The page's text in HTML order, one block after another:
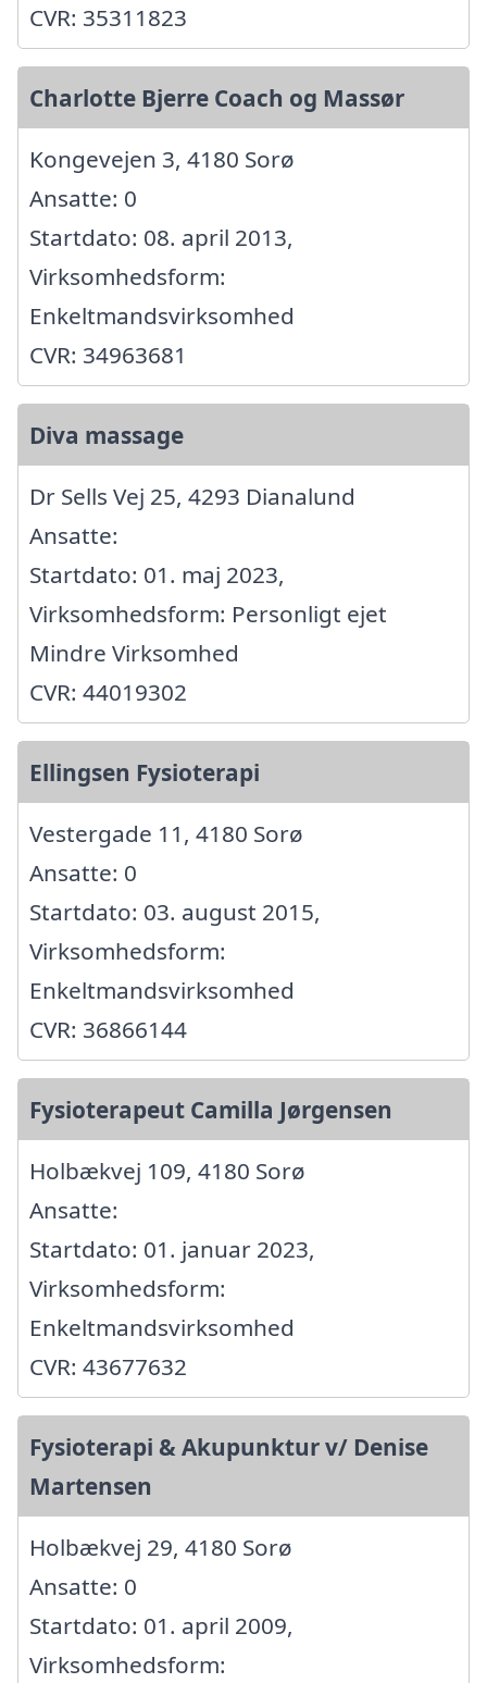
CVR: 35311823
Charlotte Bjerre Coach og Massør
Kongevejen 3, 4180 Sorø
Ansatte: 0
Startdato: 08. april 2013,
Virksomhedsform:
Enkeltmandsvirksomhed
CVR: 34963681
Diva massage
Dr Sells Vej 25, 4293 Dianalund
Ansatte:
Startdato: 01. maj 2023,
Virksomhedsform: Personligt ejet
Mindre Virksomhed
CVR: 44019302
Ellingsen Fysioterapi
Vestergade 11, 4180 Sorø
Ansatte: 0
Startdato: 03. august 2015,
Virksomhedsform:
Enkeltmandsvirksomhed
CVR: 36866144
Fysioterapeut Camilla Jørgensen
Holbækvej 109, 4180 Sorø
Ansatte:
Startdato: 01. januar 2023,
Virksomhedsform:
Enkeltmandsvirksomhed
CVR: 43677632
Fysioterapi & Akupunktur v/ Denise
Martensen
Holbækvej 29, 4180 Sorø
Ansatte: 0
Startdato: 01. april 2009,
Virksomhedsform: